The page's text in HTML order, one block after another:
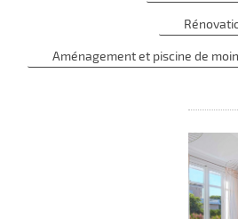
Aménagement et piscine de